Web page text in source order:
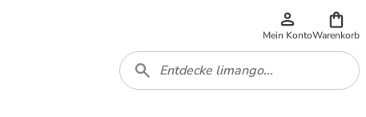
Mein KontoWarenkorb